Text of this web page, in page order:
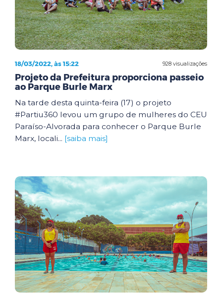
928 visualizações
18/03/2022, às 15:22
Projeto da Prefeitura proporciona passeio
ao Parque Burle Marx
Na tarde desta quinta-feira (17) o projeto
#Partiu360 levou um grupo de mulheres do CEU
Paraíso-Alvorada para conhecer o Parque Burle
Marx, locali... [saiba mais]